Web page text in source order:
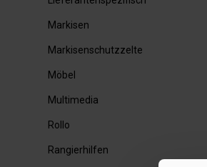
Markisen
Markisenschutzzelte
Möbel
Multimedia
Rollo
Rangierhilfen